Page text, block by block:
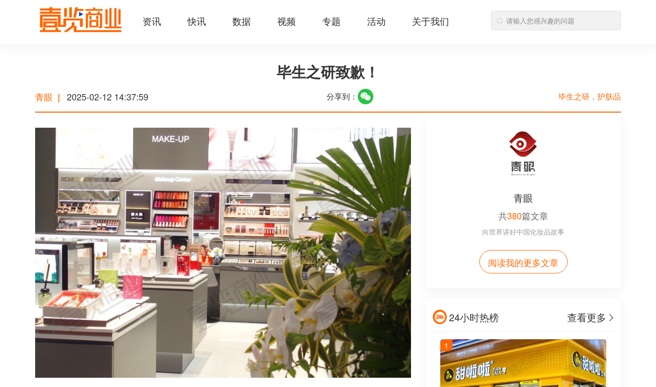
资讯 快讯 数据 视频 专题 活动 关于我们
毕生之研致歉！
青眼 | 2025-02-12 14:37:59 分享到： 毕生之研，护肤品
青眼
共380篇文章
向世界讲好中国化妆品故事
阅读我的更多文章
24小时热榜 查看更多
1